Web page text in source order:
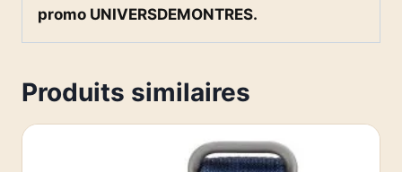
promo UNIVERSDEMONTRES.
Produits similaires